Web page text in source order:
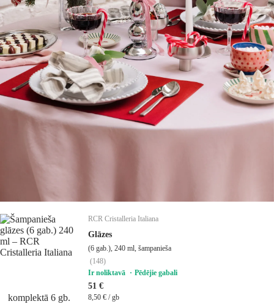
komplektā 6 gb.
RCR Cristalleria Italiana
Glāzes
(6 gab.), 240 ml, šampanieša
(148)
Ir noliktavā
Pēdējie gabali
51 €
8,50 € / gb